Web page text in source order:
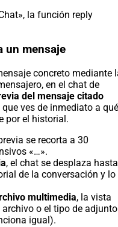
la función reply
un mensaje
concreto mediante
en el chat de
del mensaje citado
ves de inmediato a qué
por el historial.
se recorta a 30
«…».
, el chat se desplaza hasta
de la conversación y lo
multimedia, la vista
o el tipo de adjunto
igual).